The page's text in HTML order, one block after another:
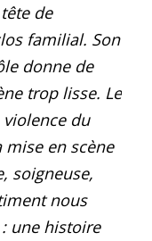
de
familial. Son
donne de
trop lisse. Le
du
mise en scène
soigneuse,
nous
une histoire